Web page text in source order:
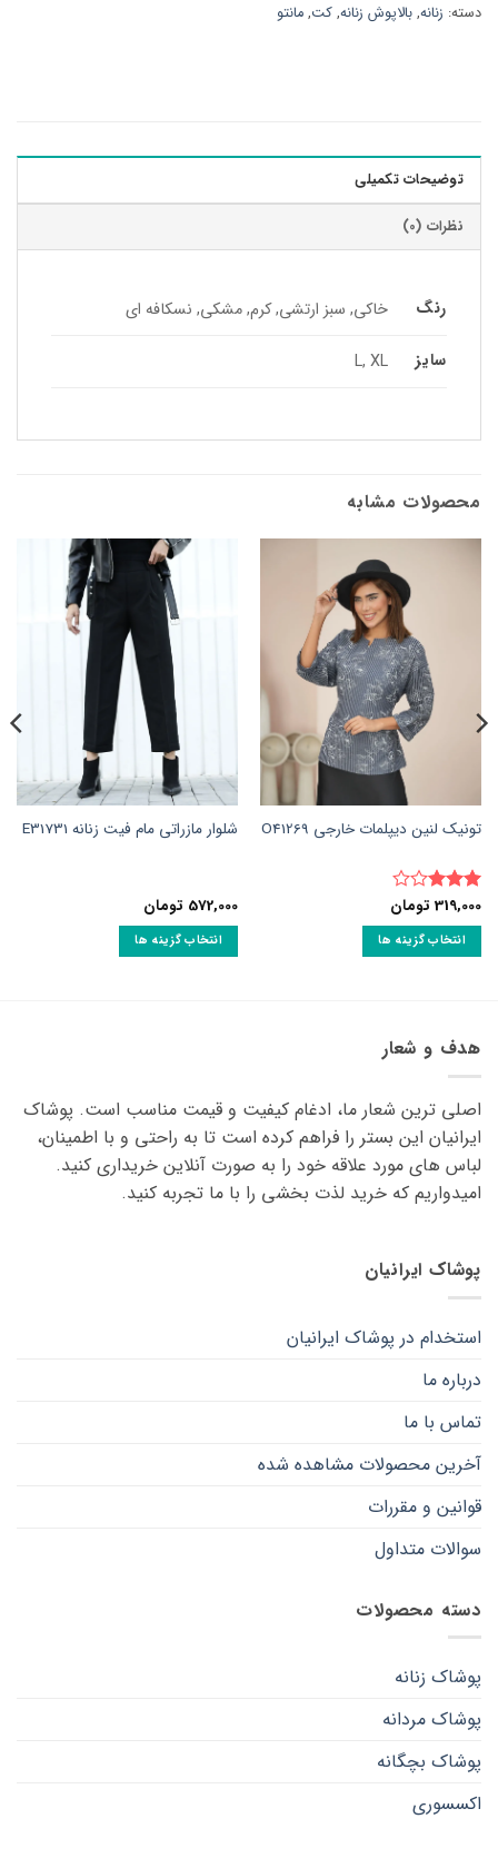
دسته: زنانه, بالاپوش زنانه, کت, مانتو
توضیحات تکمیلی
نظرات (0)
رنگ خاکی, سبز ارتشی, کرم, مشکی, نسکافه ای
سایز L, XL
محصولات مشابه
تونیک لنین دیپلمات خارجی O41269
نمره3
از 5
319,000 تومان
انتخاب گزینه ها
انواع
مختلفی
می
باشد.
گزینه
ها
ممکن
است
محصول
انتخاب
شلوار مازراتی مام فیت زنانه E31731
572,000 تومان
انتخاب گزینه ها
باشد.
گزینه
ممکن
است
هدف و شعار
اصلی ترین شعار ما، ادغام کیفیت و قیمت مناسب است. پوشاک
ایرانیان این بستر را فراهم کرده است تا به راحتی و با اطمینان،
لباس های مورد علاقه ‌خود را به صورت آنلاین خریداری کنید.
امیدواریم که خرید لذت ‌بخشی را با ما تجربه کنید.
پوشاک ایرانیان
استخدام در پوشاک ایرانیان
درباره ما
تماس با ما
آخرین محصولات مشاهده شده
قوانین و مقررات
سوالات متداول
دسته محصولات
پوشاک زنانه
پوشاک مردانه
پوشاک بچگانه
اکسسوری